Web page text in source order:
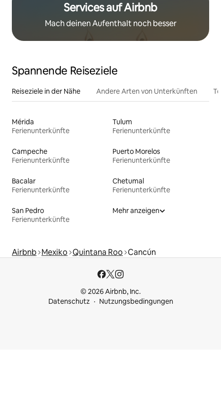
Services auf Airbnb
Mach deinen Aufenthalt noch besser
Spannende Reiseziele
Reiseziele in der Nähe Andere Arten von Unterkünften
Mérida
Ferienunterkünfte
Tulum
Ferienunterkünfte
Campeche
Ferienunterkünfte
Puerto Morelos
Ferienunterkünfte
Bacalar
Ferienunterkünfte
Chetumal
Ferienunterkünfte
San Pedro
Ferienunterkünfte
Mehr anzeigen
Airbnb Mexiko Quintana Roo Cancún
© 2026 Airbnb, Inc.
Datenschutz
Nutzungsbedingungen